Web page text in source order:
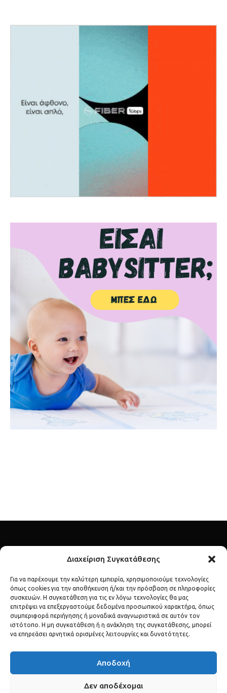
Διαχείριση Συγκατάθεσης
Για να παρέχουμε την καλύτερη εμπειρία, χρησιμοποιούμε τεχνολογίες
όπως cookies για την αποθήκευση ή/και την πρόσβαση σε πληροφορίες
συσκευών. Η συγκατάθεση για τις εν λόγω τεχνολογίες θα μας
επιτρέψει να επεξεργαστούμε δεδομένα προσωπικού χαρακτήρα, όπως
συμπεριφορά περιήγησης ή μοναδικά αναγνωριστικά σε αυτόν τον
ιστότοπο. Η μη συγκατάθεση ή η ανάκληση της συγκατάθεσης, μπορεί
να επηρεάσει αρνητικά ορισμένες λειτουργίες και δυνατότητες.
Αποδοχή
Δεν αποδέχομαι
Ανακάλυψε τον λαμπερό κόσμο των διασήμων μέσα από το
celebs.gr – το απόλυτο σημείο αναφοράς για lifestyle, μόδα,
gossip και αποκλειστικές αποκαλύψεις.
ΠΟΛΙΤΙΚΉ ΑΠΟΡΡΉΤΟΥ ΌΡΟΙ ΧΡΉΣΗΣ